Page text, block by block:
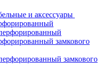
и аксессуары
замкового
замкового